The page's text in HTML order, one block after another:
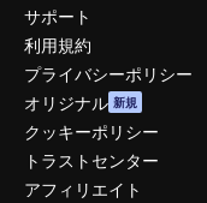
サポート
利用規約
プライバシーポリシー
オリジナル 新規
クッキーポリシー
トラストセンター
アフィリエイト